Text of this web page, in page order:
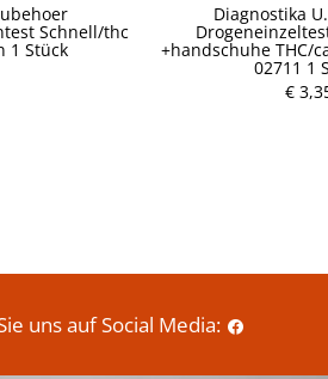
Schnell/thc
1 Stück
Diagnostika
+handschuhe THC/
02711 1
€
uns auf Social Media: